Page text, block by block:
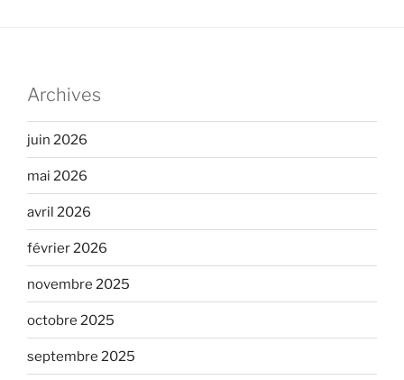
Archives
juin 2026
mai 2026
avril 2026
février 2026
novembre 2025
octobre 2025
septembre 2025